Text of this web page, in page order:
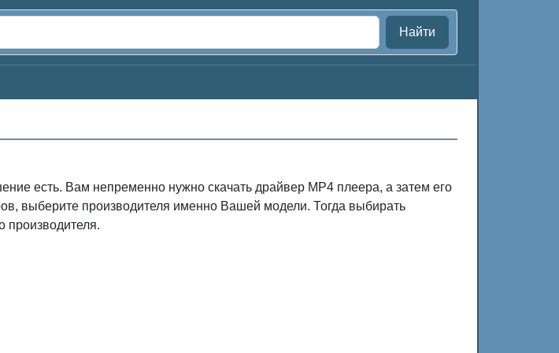
Найти
есть. Вам непременно нужно скачать драйвер MP4 плеера, а затем его
выберите производителя именно Вашей модели. Тогда выбирать
производителя.